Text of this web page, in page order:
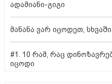
ადამიანი-გიგი
მანანა ვარ იცოდეთ,
#1. 10 რამ, რაც
იცოდი